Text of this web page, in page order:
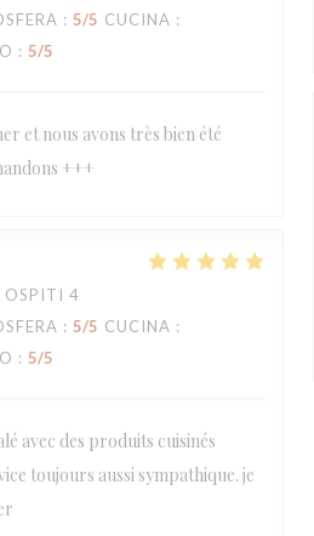
: 5/5 CUCINA :
: 5/5
et nous avons très bien été
+++
4
: 5/5 CUCINA :
: 5/5
avec des produits cuisinés
toujours aussi sympathique. je